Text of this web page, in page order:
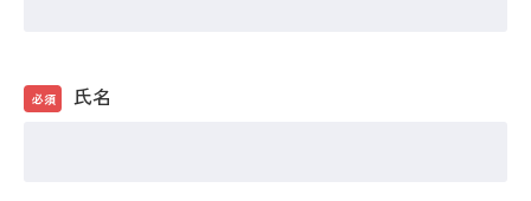
必須 氏名